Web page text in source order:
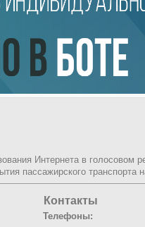
Интернета в
пассажирского транспорта
Контакты
Телефоны: